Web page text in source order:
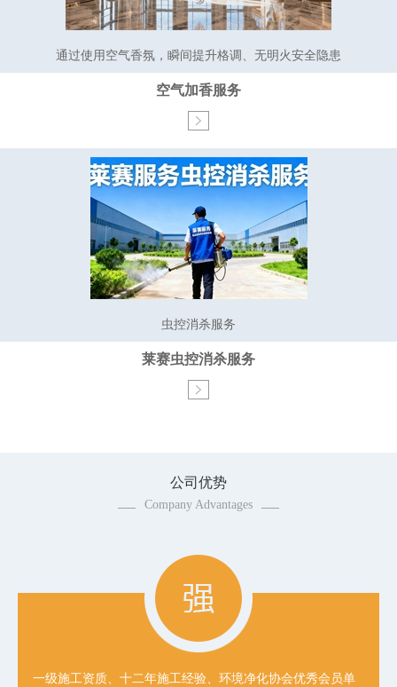
通过使用空气香氛，瞬间提升格调、无明火安全隐患
空气加香服务
虫控消杀服务
莱赛虫控消杀服务
公司优势
Company Advantages
一级施工资质、十二年施工经验、环境净化协会优秀会员单